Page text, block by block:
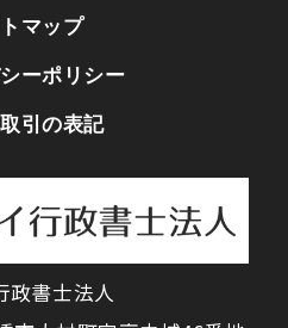
政書士法人
マップ
ーポリシー
引の表記